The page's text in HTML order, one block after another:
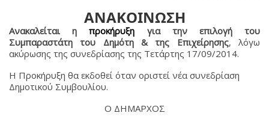
ΑΝΑΚΟΙΝΩΣΗ
Ανακαλείται ηπροκήρυξη για την επιλογή του
Συμπαραστάτη του Δημότη & της Επιχείρησης, λόγω
ακύρωσης της συνεδρίασης της Τετάρτης 17/09/2014.
Η Προκήρυξη θα εκδοθεί όταν οριστεί νέα συνεδρίαση
Δημοτικού Συμβουλίου.
Ο ΔΗΜΑΡΧΟΣ